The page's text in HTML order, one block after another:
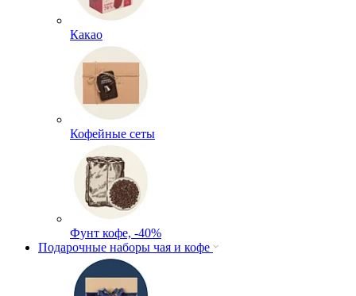
Какао
Кофейные сеты
Фунт кофе, -40%
Подарочные наборы чая и кофе